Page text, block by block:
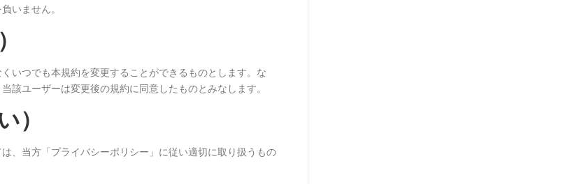
いません。
いつでも本規約を変更することができるものとします。な
該ユーザーは変更後の規約に同意したものとみなします。
）
、当方「プライバシーポリシー」に従い適切に取り扱うもの